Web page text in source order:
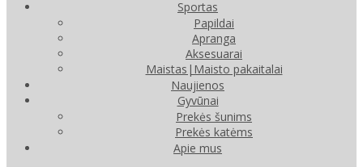
Sportas
Papildai
Apranga
Aksesuarai
Maistas|Maisto pakaitalai
Naujienos
Gyvūnai
Prekės šunims
Prekės katėms
Apie mus